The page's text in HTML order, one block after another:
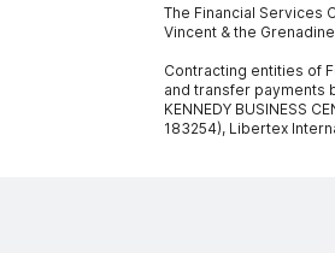
The Financial Services
Vincent & the
Contracting entities of
and transfer payments
KENNEDY BUSINESS
183254), Libertex